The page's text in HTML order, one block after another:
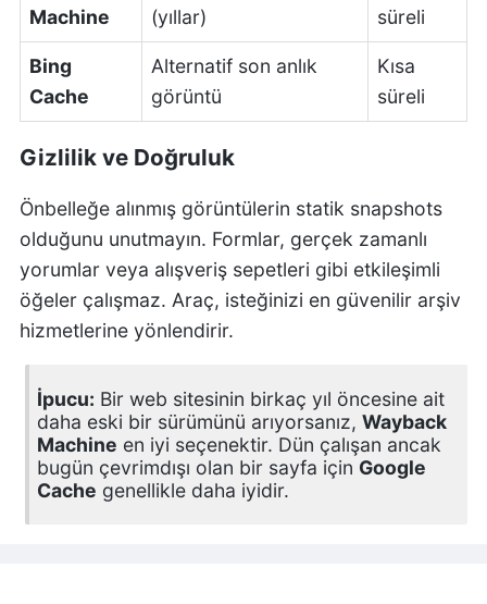
Machine
(yıllar)
süreli
Bing
Cache
Alternatif son anlık
görüntü
Kısa
süreli
Gizlilik ve Doğruluk
Önbelleğe alınmış görüntülerin statik snapshots
olduğunu unutmayın. Formlar, gerçek zamanlı
yorumlar veya alışveriş sepetleri gibi etkileşimli
öğeler çalışmaz. Araç, isteğinizi en güvenilir arşiv
hizmetlerine yönlendirir.
İpucu: Bir web sitesinin birkaç yıl öncesine ait
daha eski bir sürümünü arıyorsanız, Wayback
Machine en iyi seçenektir. Dün çalışan ancak
bugün çevrimdışı olan bir sayfa için Google
Cache genellikle daha iyidir.